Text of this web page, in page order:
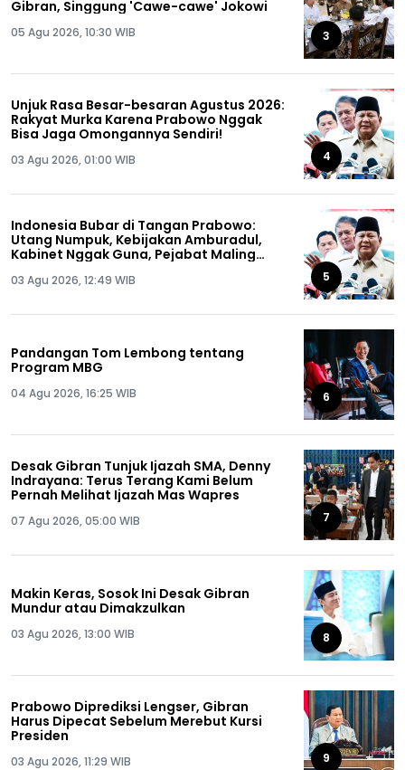
Gibran, Singgung 'Cawe-cawe' Jokowi
05 Agu 2026, 10:30 WIB 3
Unjuk Rasa Besar-besaran Agustus 2026:
Rakyat Murka Karena Prabowo Nggak
Bisa Jaga Omongannya Sendiri!
03 Agu 2026, 01:00 WIB 4
Indonesia Bubar di Tangan Prabowo:
Utang Numpuk, Kebijakan Amburadul,
Kabinet Nggak Guna, Pejabat Maling
03 Agu 2026, 12:49 WIB 5
Pandangan Tom Lembong tentang
Program MBG
04 Agu 2026, 16:25 WIB 6
Desak Gibran Tunjuk Ijazah SMA, Denny
Indrayana: Terus Terang Kami Belum
Pernah Melihat Ijazah Mas Wapres
07 Agu 2026, 05:00 WIB 7
Makin Keras, Sosok Ini Desak Gibran
Mundur atau Dimakzulkan
03 Agu 2026, 13:00 WIB 8
Prabowo Diprediksi Lengser, Gibran
Harus Dipecat Sebelum Merebut Kursi
Presiden
03 Agu 2026, 11:29 WIB 9